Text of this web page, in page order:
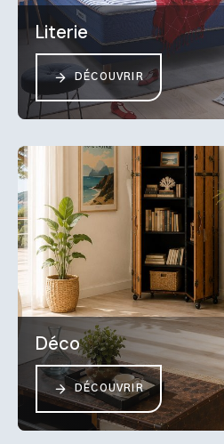
Literie
DÉCOUVRIR
Déco
DÉCOUVRIR